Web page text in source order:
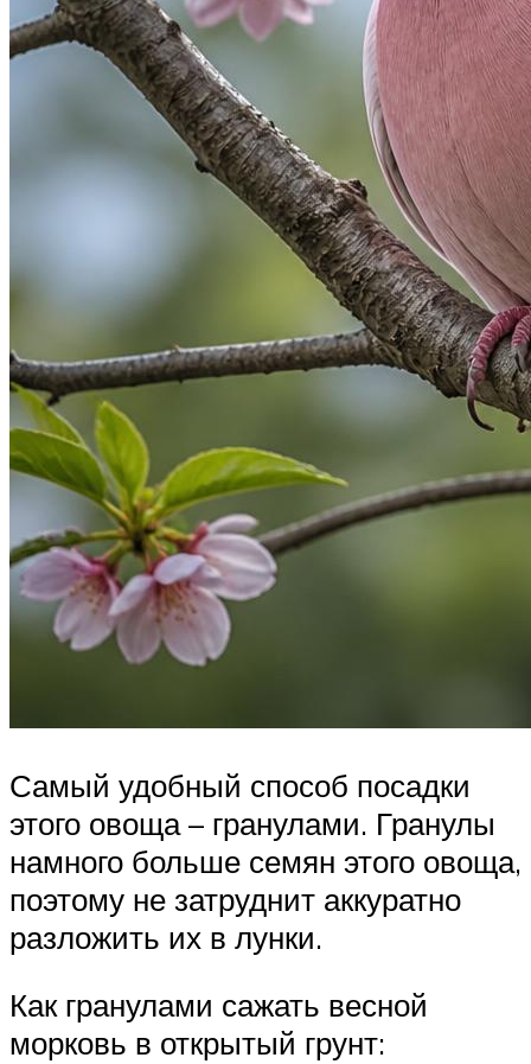
Самый удобный способ посадки
этого овоща – гранулами. Гранулы
намного больше семян этого овоща,
поэтому не затруднит аккуратно
разложить их в лунки.
Как гранулами сажать весной
морковь в открытый грунт: